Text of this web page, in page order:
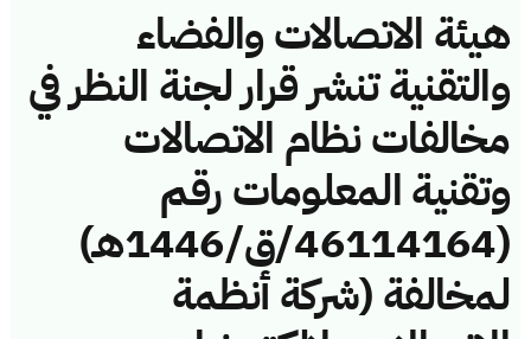
هيئة الاتصالات والفضاء
والتقنية تنشر قرار لجنة النظر في
مخالفات نظام الاتصالات
وتقنية المعلومات رقم
(46114164/ق/1446هـ)
لمخالفة (شركة أنظمة